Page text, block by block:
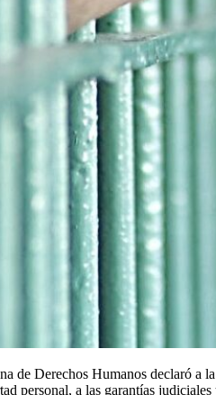
de Derechos Humanos declaró
personal, a las garantías